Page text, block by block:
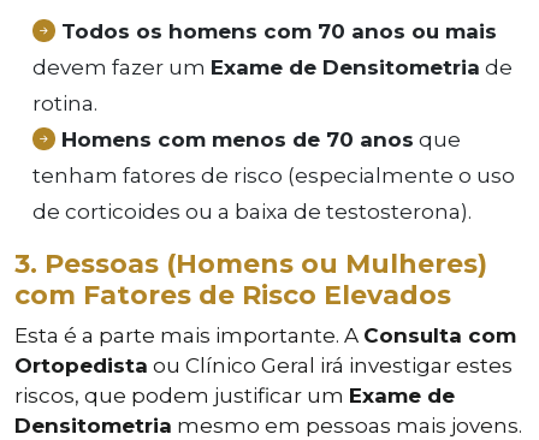
Todos os homens com 70 anos ou mais
devem fazer um Exame de Densitometria de
rotina.
Homens com menos de 70 anos que
tenham fatores de risco (especialmente o uso
de corticoides ou a baixa de testosterona).
3. Pessoas (Homens ou Mulheres)
com Fatores de Risco Elevados
Esta é a parte mais importante. A Consulta com
Ortopedista ou Clínico Geral irá investigar estes
riscos, que podem justificar um Exame de
Densitometria mesmo em pessoas mais jovens.